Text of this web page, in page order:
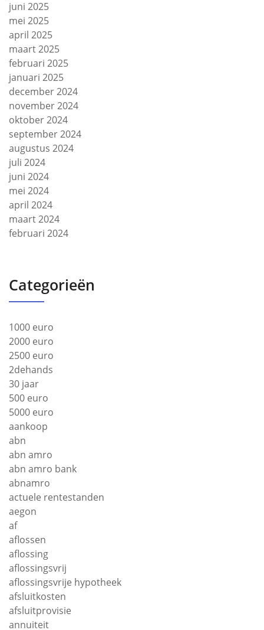
juni 2025
mei 2025
april 2025
maart 2025
februari 2025
januari 2025
december 2024
november 2024
oktober 2024
september 2024
augustus 2024
juli 2024
juni 2024
mei 2024
april 2024
maart 2024
februari 2024
Categorieën
1000 euro
2000 euro
2500 euro
2dehands
30 jaar
500 euro
5000 euro
aankoop
abn
abn amro
abn amro bank
abnamro
actuele rentestanden
aegon
af
aflossen
aflossing
aflossingsvrij
aflossingsvrije hypotheek
afsluitkosten
afsluitprovisie
annuiteit